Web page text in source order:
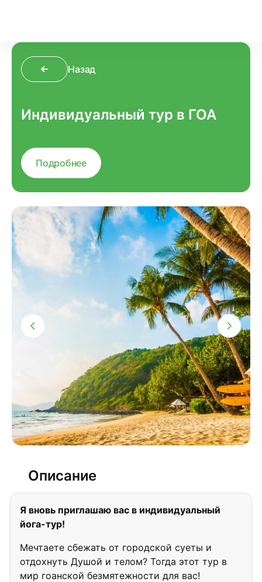
Назад
Индивидуальный тур в ГОА
Подробнее
Описание
Я вновь приглашаю вас в индивидуальный
йога-тур!
Мечтаете сбежать от городской суеты и
отдохнуть Душой и телом? Тогда этот тур в
мир гоанской безмятежности для вас!